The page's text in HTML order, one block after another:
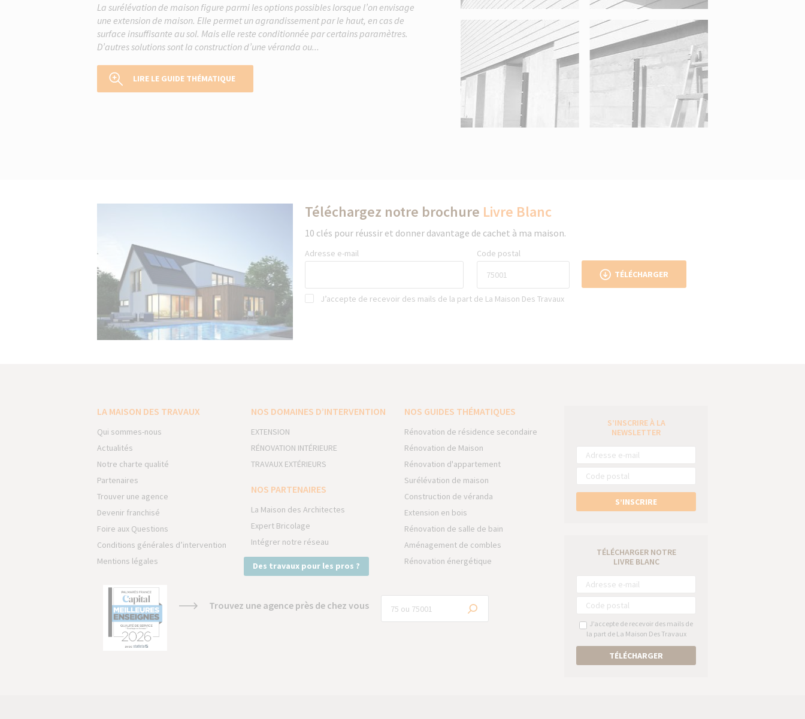
La surélévation de maison figure parmi les options possibles lorsque l’on envisage
une extension de maison. Elle permet un agrandissement par le haut, en cas de
surface insuffisante au sol. Mais elle reste conditionnée par certains paramètres.
D’autres solutions sont la construction d’une véranda ou...
LIRE LE GUIDE THÉMATIQUE
Téléchargez notre brochure Livre Blanc
10 clés pour réussir et donner davantage de cachet à ma maison.
Adresse e-mail Code postal
J’accepte de recevoir des mails de la part de La Maison Des Travaux
TÉLÉCHARGER
LA MAISON DES TRAVAUX
Qui sommes-nous
Actualités
Notre charte qualité
Partenaires
Trouver une agence
Devenir franchisé
Foire aux Questions
Conditions générales d’intervention
Mentions légales
NOS DOMAINES D’INTERVENTION
EXTENSION
RÉNOVATION INTÉRIEURE
TRAVAUX EXTÉRIEURS
NOS PARTENAIRES
La Maison des Architectes
Expert Bricolage
Intégrer notre réseau
Des travaux pour les pros ?
NOS GUIDES THÉMATIQUES
Rénovation de résidence secondaire
Rénovation de Maison
Rénovation d'appartement
Surélévation de maison
Construction de véranda
Extension en bois
Rénovation de salle de bain
Aménagement de combles
Rénovation énergétique
Trouvez une agence près de chez vous
S’INSCRIRE À LA
NEWSLETTER
S’INSCRIRE
TÉLÉCHARGER NOTRE
LIVRE BLANC
J’accepte de recevoir des mails de
la part de La Maison Des Travaux
TÉLÉCHARGER